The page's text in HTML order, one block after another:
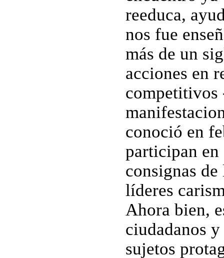
reeduca,
nos fue
más de un
acciones en
competitivos
conoció en
participan en
consignas
líderes
Ahora bien,
ciudadanos
sujetos